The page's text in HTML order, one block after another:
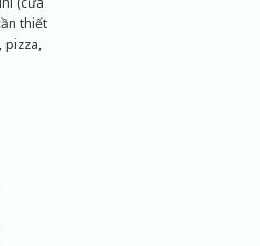
thiết
pizza,